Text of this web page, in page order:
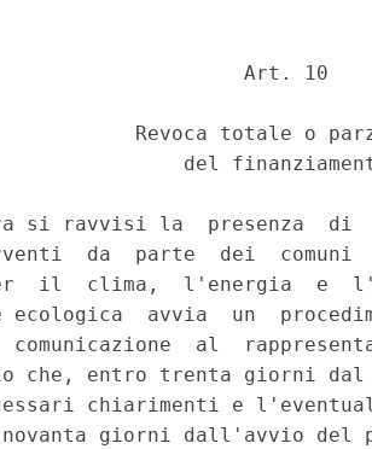
Art. 10
Revoca totale o
del
si ravvisi la  presenza  di
da  parte  dei
il  clima,  l'energia  e
ecologica  avvia  un
comunicazione  al
che, entro trenta giorni
chiarimenti e
giorni dall'avvio del